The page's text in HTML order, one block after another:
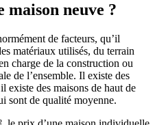
maison neuve ?
de facteurs, qu’il
matériaux utilisés, du terrain
charge de la construction ou
de l’ensemble. Il existe des
existe des maisons de haut de
sont de qualité moyenne.